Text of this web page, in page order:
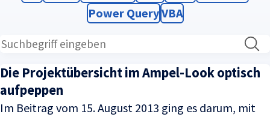
Filter
Power QueryFilter
VBA
Die Projektübersicht im Ampel-Look optisch
aufpeppen
Im Beitrag vom 15. August 2013 ging es darum, mit